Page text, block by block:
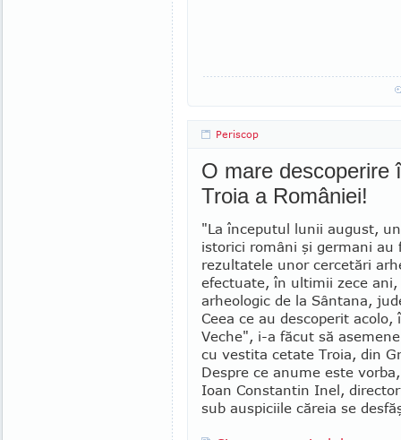
Periscop
O mare descoperire
Troia a României!
"La începutul lunii august,
istorici români şi germani au
rezultatele unor cercetări
efectuate, în ultimii zece
arheologic de la Sântana,
Ceea ce au descoperit acolo,
Veche", i-a făcut să
cu vestita ceta­te Troia, din
Despre ce anume este
Ioan Constantin Inel,
sub auspiciile căreia se